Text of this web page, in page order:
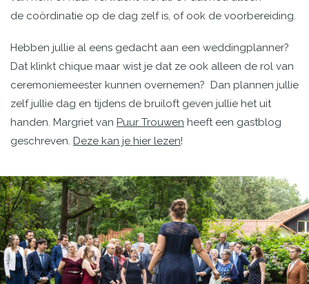
de coördinatie op de dag zelf is, of ook de voorbereiding.
Hebben jullie al eens gedacht aan een weddingplanner?
Dat klinkt chique maar wist je dat ze ook alleen de rol van
ceremoniemeester kunnen overnemen? Dan plannen jullie
zelf jullie dag en tijdens de bruiloft geven jullie het uit
handen. Margriet van Puur Trouwen heeft een gastblog
geschreven. Deze kan je hier lezen!